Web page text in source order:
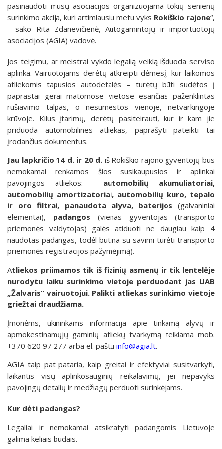
pasinaudoti mūsų asociacijos organizuojama tokių senienų
surinkimo akcija, kuri artimiausiu metu vyks Rokiškio rajone“,
- sako Rita Zdanevičienė, Autogamintojų ir importuotojų
asociacijos (AGIA) vadovė.
Jos teigimu, ar meistrai vykdo legalią veiklą išduoda serviso
aplinka. Vairuotojams derėtų atkreipti dėmesį, kur laikomos
atliekomis tapusios autodetalės – turėtų būti sudėtos į
paprastai gerai matomose vietose esančias paženklintas
rūšiavimo talpas, o nesumestos vienoje, netvarkingoje
krūvoje. Kilus įtarimų, derėtų pasiteirauti, kur ir kam jie
priduoda automobilines atliekas, paprašyti pateikti tai
įrodančius dokumentus.
Jau lapkričio 14 d. ir 20 d. iš Rokiškio rajono gyventojų bus
nemokamai renkamos šios susikaupusios ir aplinkai
pavojingos atliekos: automobilių akumuliatoriai,
automobilių amortizatoriai, automobilių kuro, tepalo
ir oro filtrai, panaudota alyva, baterijos (galvaniniai
elementai), padangos (vienas gyventojas (transporto
priemonės valdytojas) galės atiduoti ne daugiau kaip 4
naudotas padangas, todėl būtina su savimi turėti transporto
priemonės registracijos pažymėjimą).
Atliekos priimamos tik iš fizinių asmenų ir tik lentelėje
nurodytu laiku surinkimo vietoje perduodant jas UAB
„Žalvaris“ vairuotojui. Palikti atliekas surinkimo vietoje
griežtai draudžiama.
Įmonėms, ūkininkams informacija apie tinkamą alyvų ir
apmokestinamųjų gaminių atliekų tvarkymą teikiama mob.
+370 620 97 277 arba el. paštu info@agia.lt.
AGIA taip pat pataria, kaip greitai ir efektyviai susitvarkyti,
laikantis visų aplinkosauginių reikalavimų, jei nepavyks
pavojingų detalių ir medžiagų perduoti surinkėjams.
Kur dėti padangas?
Legaliai ir nemokamai atsikratyti padangomis Lietuvoje
galima keliais būdais.